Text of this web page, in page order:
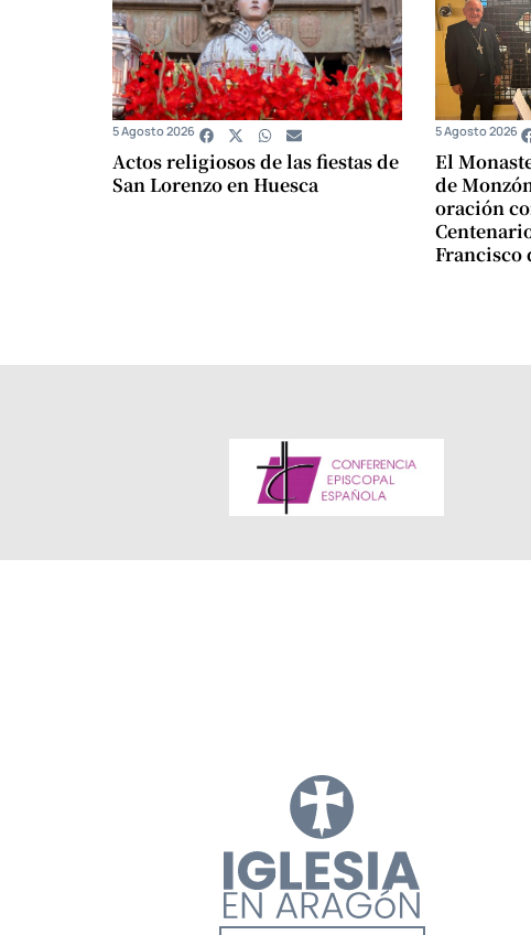
Actos religiosos de las fiestas de
San Lorenzo en Huesca
5 Agosto 2026
El
de
oración
Francisco
5 Agosto 2026